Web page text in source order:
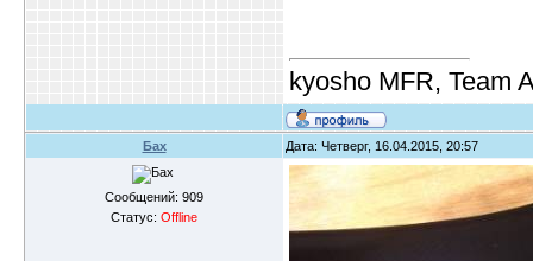
kyosho MFR, Team
Бах Дата: Четверг, 16.04.2015, 20:57
Сообщений: 909
Статус: Offline